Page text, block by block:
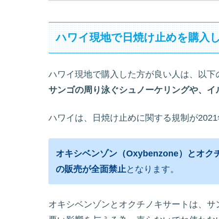
ハワイ現地で日焼け止めを購入
ハワイ現地で購入した方が良い人は、以下
サンゴの周り泳ぐシュノーケリングや、
ハワイは、日焼け止めに関する規制が
オキシベンゾン（Oxybenzone）とオ
の販売が全面禁止 となります。
オキシベンゾンとオクチノキサートは、